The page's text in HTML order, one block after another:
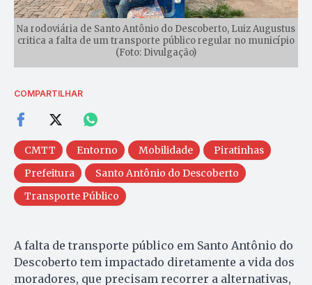
Na rodoviária de Santo Antônio do Descoberto, Luiz Augustus
critica a falta de um transporte público regular no município
(Foto: Divulgação)
COMPARTILHAR
CMTT Entorno Mobilidade
Piratinhas
Prefeitura
Santo Antônio do Descoberto
Transporte Público
A falta de transporte público em Santo Antônio do
Descoberto tem impactado diretamente a vida dos
moradores, que precisam recorrer a alternativas,